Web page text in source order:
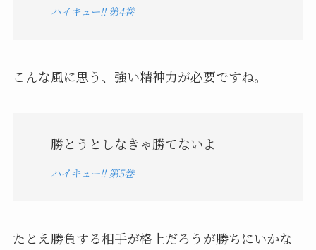
ハイキュー!! 第4巻
こんな風に思う、強い精神力が必要ですね。
勝とうとしなきゃ勝てないよ
ハイキュー!! 第5巻
たとえ勝負する相手が格上だろうが勝ちにいかな